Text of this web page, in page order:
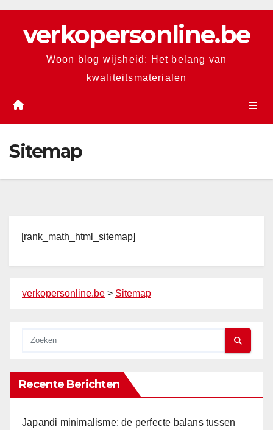
Skip
contentverkopersonline.be
Woon blog wijsheid: Het belang van
kwaliteitsmaterialen
Sitemap
[rank_math_html_sitemap]
verkopersonline.be > Sitemap
Recente Berichten
Japandi minimalisme: de perfecte balans tussen